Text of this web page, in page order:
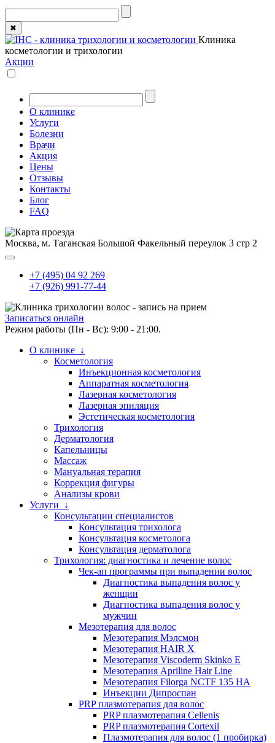
✖
Клиника
косметологии и трихологии
Акции
О клинике
Услуги
Болезни
Врачи
Акция
Цены
Отзывы
Контакты
Блог
FAQ
Москва, м. Таганская Большой Факельный переулок 3 стр 2
+7 (495) 04 92 269
+7 (926) 991-77-44
Записаться онлайн
Режим работы (Пн - Вс): 9:00 - 21:00.
О клинике ↓
Косметология
Инъекционная косметология
Аппаратная косметология
Лазерная косметология
Лазерная эпиляция
Эстетическая косметология
Трихология
Дерматология
Капельницы
Массаж
Мануальная терапия
Коррекция фигуры
Анализы крови
Услуги ↓
Консультации специалистов
Консультация трихолога
Консультация косметолога
Консультация дерматолога
Трихология: диагностика и лечение волос
Чек-ап программы при выпадении волос
Диагностика выпадения волос у
женщин
Диагностика выпадения волос у
мужчин
Мезотерапия для волос
Мезотерапия Мэлсмон
Мезотерапия HAIR X
Мезотерапия Viscoderm Skinko E
Мезотерапия Apriline Hair Line
Мезотерапия Filorga NCTF 135 HA
Инъекции Дипроспан
PRP плазмотерапия для волос
PRP плазмотерапия Cellenis
PRP плазмотерапия Cortexil
Плазмотерапия для волос (1 пробирка)